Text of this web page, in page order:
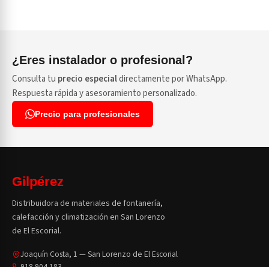
¿Eres instalador o profesional?
Consulta tu precio especialdirectamente por WhatsApp.
Respuesta rápida y asesoramiento personalizado.
Precio para profesionales
Gilpérez
Distribuidora de materiales de fontanería,
calefacción y climatización en San Lorenzo
de El Escorial.
Joaquín Costa, 1 — San Lorenzo de El Escorial